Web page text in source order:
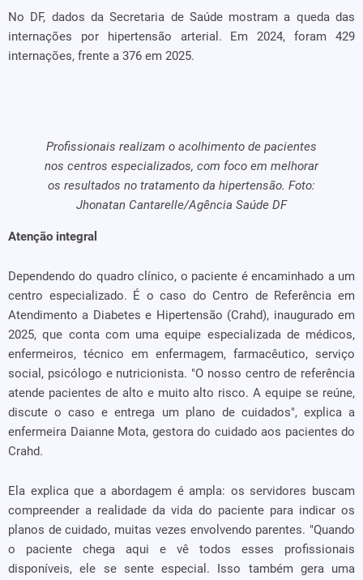
No DF, dados da Secretaria de Saúde mostram a queda das
internações por hipertensão arterial. Em 2024, foram 429
internações, frente a 376 em 2025.
Profissionais realizam o acolhimento de pacientes
nos centros especializados, com foco em melhorar
os resultados no tratamento da hipertensão. Foto:
Jhonatan Cantarelle/Agência Saúde DF
Atenção integral
Dependendo do quadro clínico, o paciente é encaminhado a um
centro especializado. É o caso do Centro de Referência em
Atendimento a Diabetes e Hipertensão (Crahd), inaugurado em
2025, que conta com uma equipe especializada de médicos,
enfermeiros, técnico em enfermagem, farmacêutico, serviço
social, psicólogo e nutricionista. "O nosso centro de referência
atende pacientes de alto e muito alto risco. A equipe se reúne,
discute o caso e entrega um plano de cuidados", explica a
enfermeira Daianne Mota, gestora do cuidado aos pacientes do
Crahd.
Ela explica que a abordagem é ampla: os servidores buscam
compreender a realidade da vida do paciente para indicar os
planos de cuidado, muitas vezes envolvendo parentes. "Quando
o paciente chega aqui e vê todos esses profissionais
disponíveis, ele se sente especial. Isso também gera uma